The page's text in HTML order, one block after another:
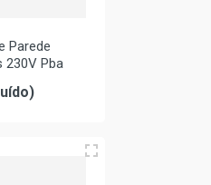
Parede
230V Pba